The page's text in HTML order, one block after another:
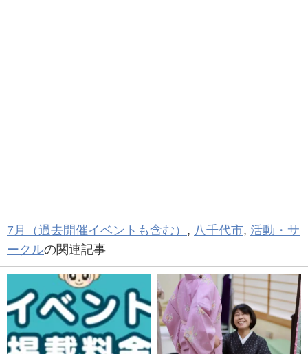
7月（過去開催イベントも含む） , 八千代市, 活動・サ
ークルの関連記事